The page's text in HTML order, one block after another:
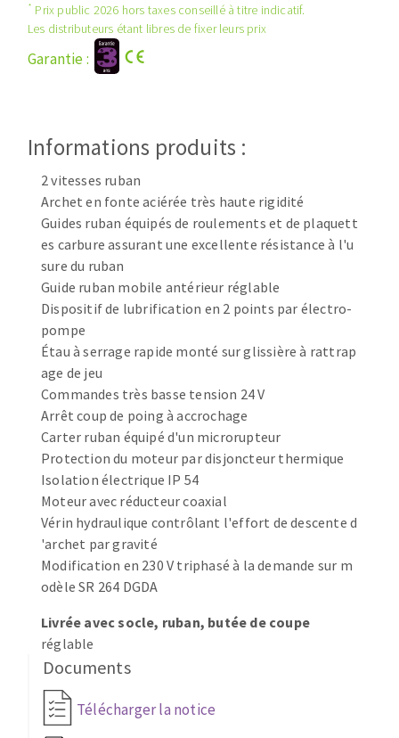
Disques à lamelles
Disque intissé
Meules sur tige
Meules de tourets
Feutres à polir
Rouleaux d'atelier
NETTOYAGE
Aspirateurs
MACHINES POUR LE TRAVAIL DU MÉTAL
Tronçonneuses
Scies à ruban
Perceuses
Perceuses magnétiques
Affuteurs de forets
Tourets
Ponceuses
Tours à métaux
Tables
OUTILS COUPANTS
Fraises scies
Rubans
Fraise HSS
Forets métaux
* Prix public 2026 hors taxes conseillé à titre indicatif.
Les distributeurs étant libres de fixer leurs prix
Garantie :
Informations produits :
2 vitesses ruban
Archet en fonte aciérée très haute rigidité
Guides ruban équipés de roulements et de plaquett
es carbure assurant une excellente résistance à l'u
sure du ruban
Guide ruban mobile antérieur réglable
Dispositif de lubrification en 2 points par électro-
pompe
Étau à serrage rapide monté sur glissière à rattrap
age de jeu
Commandes très basse tension 24 V
Arrêt coup de poing à accrochage
Carter ruban équipé d'un microrupteur
Protection du moteur par disjoncteur thermique
Isolation électrique IP 54
Moteur avec réducteur coaxial
Vérin hydraulique contrôlant l'effort de descente d
'archet par gravité
Modification en 230 V triphasé à la demande sur m
odèle SR 264 DGDA
Livrée avec socle, ruban, butée de coupe
réglable
Documents
Télécharger la notice